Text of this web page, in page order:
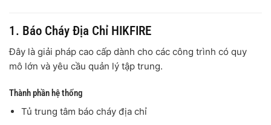
1. Báo Cháy Địa Chỉ HIKFIRE
Đây là giải pháp cao cấp dành cho các công trình có quy
mô lớn và yêu cầu quản lý tập trung.
Thành phần hệ thống
Tủ trung tâm báo cháy địa chỉ